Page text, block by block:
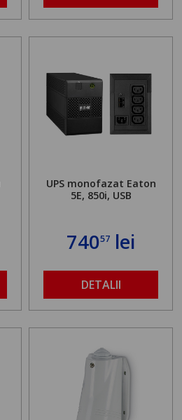
UPS monofazat Eaton
5E, 850i, USB
74057 lei
DETALII